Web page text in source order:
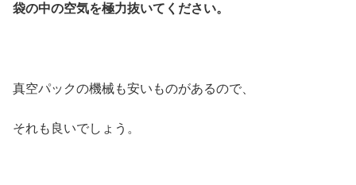
袋の中の空気を極力抜いてください。
真空パックの機械も安いものがあるので、
それも良いでしょう。